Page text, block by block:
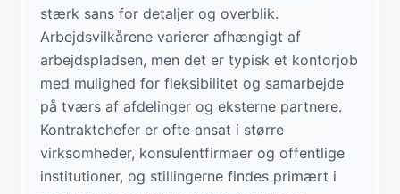
stærk sans for detaljer og overblik.
Arbejdsvilkårene varierer afhængigt af
arbejdspladsen, men det er typisk et kontorjob
med mulighed for fleksibilitet og samarbejde
på tværs af afdelinger og eksterne partnere.
Kontraktchefer er ofte ansat i større
virksomheder, konsulentfirmaer og offentlige
institutioner, og stillingerne findes primært i